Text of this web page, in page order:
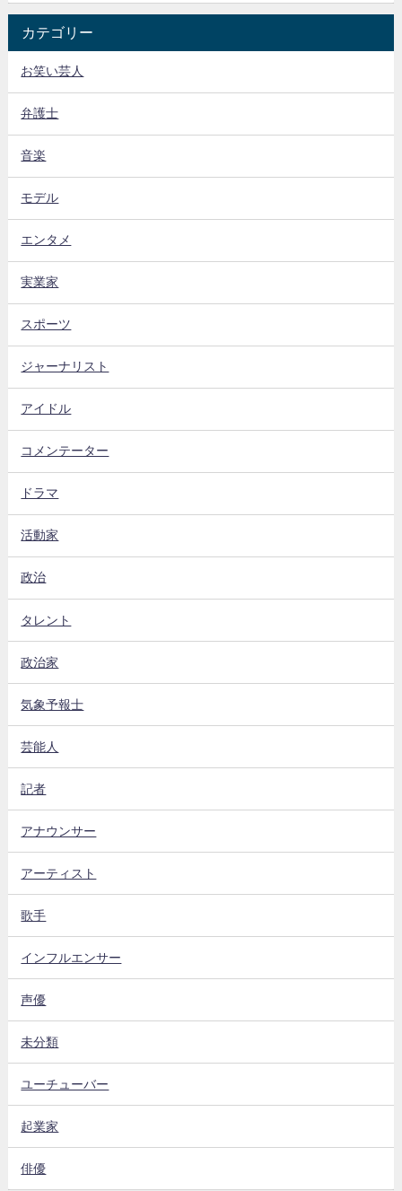
カテゴリー
お笑い芸人
弁護士
音楽
モデル
エンタメ
実業家
スポーツ
ジャーナリスト
アイドル
コメンテーター
ドラマ
活動家
政治
タレント
政治家
気象予報士
芸能人
記者
アナウンサー
アーティスト
歌手
インフルエンサー
声優
未分類
ユーチューバー
起業家
俳優